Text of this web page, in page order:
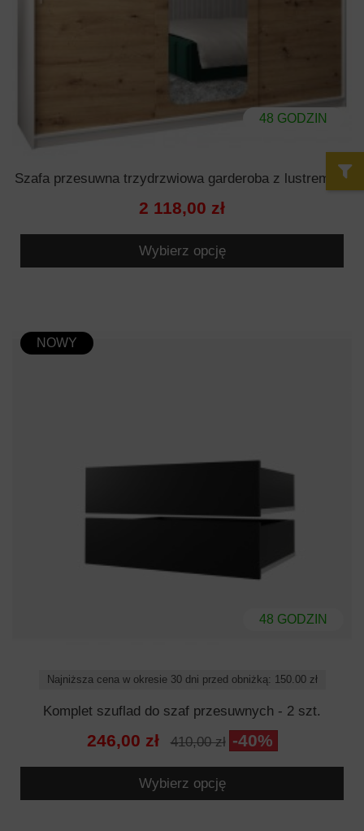
48 GODZIN
Szafa przesuwna trzydrzwiowa garderoba z lustrem i...
2 118,00 zł
Wybierz opcję
NOWY
48 GODZIN
Najniższa cena w okresie 30 dni przed obniżką: 150.00 zł
Komplet szuflad do szaf przesuwnych - 2 szt.
246,00 zł 410,00 zł -40%
Wybierz opcję